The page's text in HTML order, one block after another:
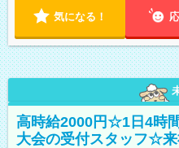
気になる！
高時給2000円☆1日4時
大会の受付スタッフ☆